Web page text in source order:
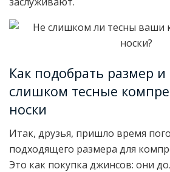
Как подобрать размер
слишком тесные
носки
Итак, друзья, пришло время
подходящего размера для
Это как покупка джинсов: они